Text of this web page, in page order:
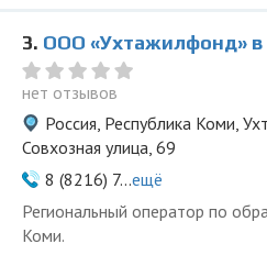
3. ООО «Ухтажилфонд»
нет отзывов
Россия, Республика Коми,
Совхозная улица, 69
8 (8216) 7...ещё
Региональный оператор по
Коми.